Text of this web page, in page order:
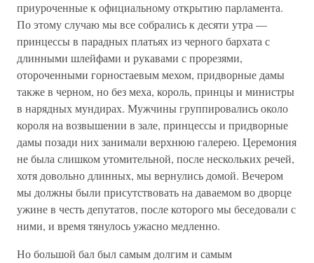
приуроченные к официальному открытию парламента.
По этому случаю мы все собрались к десяти утра —
принцессы в парадных платьях из черного бархата с
длинными шлейфами и рукавами с прорезями,
отороченными горностаевым мехом, придворные дамы
также в черном, но без меха, король, принцы и министры
в нарядных мундирах. Мужчины группировались около
короля на возвышении в зале, принцессы и придворные
дамы позади них занимали верхнюю галерею. Церемония
не была слишком утомительной, после нескольких речей,
хотя довольно длинных, мы вернулись домой. Вечером
мы должны были присутствовать на даваемом во дворце
ужине в честь депутатов, после которого мы беседовали с
ними, и время тянулось ужасно медленно.
Но большой бал был самым долгим и самым